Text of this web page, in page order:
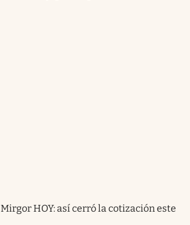
Mirgor HOY: así cerró la cotización este